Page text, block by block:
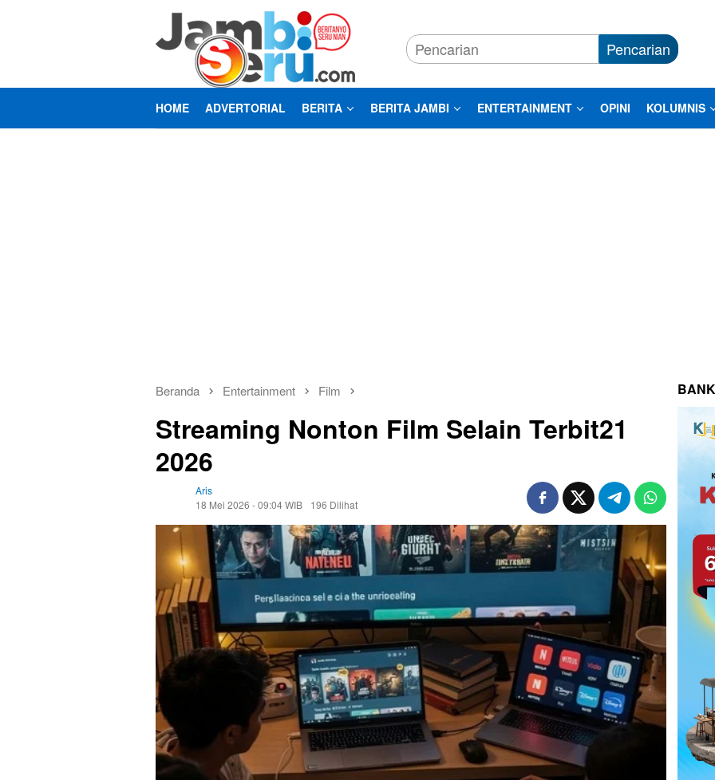
Pencarian
HOME ADVERTORIAL BERITA BERITA JAMBI ENTERTAINMENT OPINI KOLUMNIS
Beranda Entertainment Film
Streaming Nonton Film Selain Terbit21
2026
Aris
18 Mei 2026 - 09:04 WIB
196 Dilihat